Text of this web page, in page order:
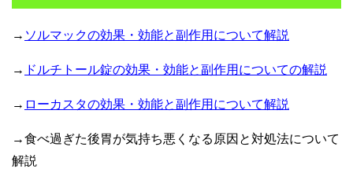
→ ソルマックの効果・効能と副作用について解説
→ ドルチトール錠の効果・効能と副作用についての解説
→ ローカスタの効果・効能と副作用について解説
→食べ過ぎた後胃が気持ち悪くなる原因と対処法について
解説